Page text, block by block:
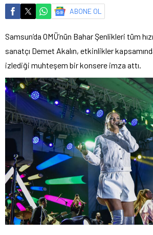
ABONE OL
Samsun’da OMÜ’nün Bahar Şenlikleri tüm
sanatçı Demet Akalın, etkinlikler
izlediği muhteşem bir konsere imza attı.